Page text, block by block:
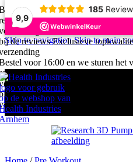
9,9
185
Skip to navigationSkip to main
voor 16:00 en we sturen het
Exclusieve
Bestel voor 16:00 en
de reviewsExclusieve
voor 16:00 en we sturen het
Exclusieve
Bestel voor 16:00 en
de reviewsExclusieve